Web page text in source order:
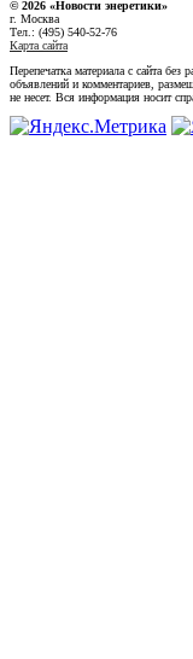
© 2026 «Новости энеретики»
г. Москва
Тел.: (495) 540-52-76
Карта сайта
Перепечатка материала с сайта
объявлений и комментариев,
не несет. Вся информация носит